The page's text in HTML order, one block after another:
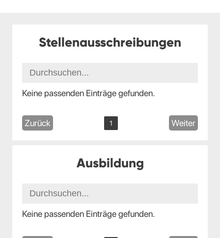
Stellenausschreibungen
Keine passenden Einträge gefunden.
Zurück 1 Weiter
Ausbildung
Keine passenden Einträge gefunden.